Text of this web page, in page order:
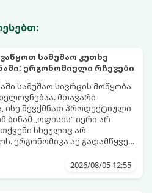
სამუშაო კუთხე
ერგონომიული რჩევები
სამუშაო სივრცის მოწყობა
მთავარი
ისე შევქმნათ პროდუქტიული
ბინამ „ოფისის“ იერი არ
სხეულიც არ
ერგონომიკა აქ გადამწყვეტ
2026/08/05 12:55